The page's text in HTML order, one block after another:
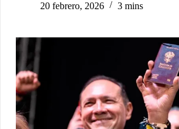
20 febrero, 2026 3 mins